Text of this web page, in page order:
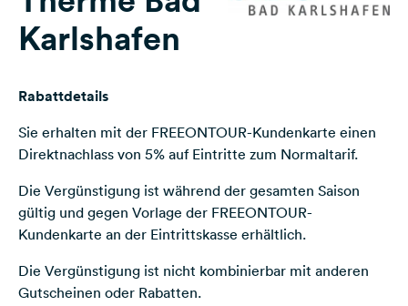
Newsletter
Feedback
Sprache:
Karlshafen
Rabattdetails
Sie erhalten mit der FREEONTOUR-Kundenkarte einen
Direktnachlass von 5% auf Eintritte zum Normaltarif.
Die Vergünstigung ist während der gesamten Saison
gültig und gegen Vorlage der FREEONTOUR-
Kundenkarte an der Eintrittskasse erhältlich.
Die Vergünstigung ist nicht kombinierbar mit anderen
Gutscheinen oder Rabatten.